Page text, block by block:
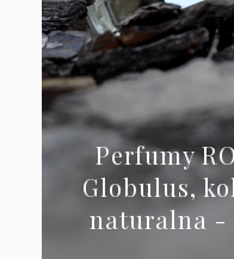
Perfumy
Globulus,
naturalna -